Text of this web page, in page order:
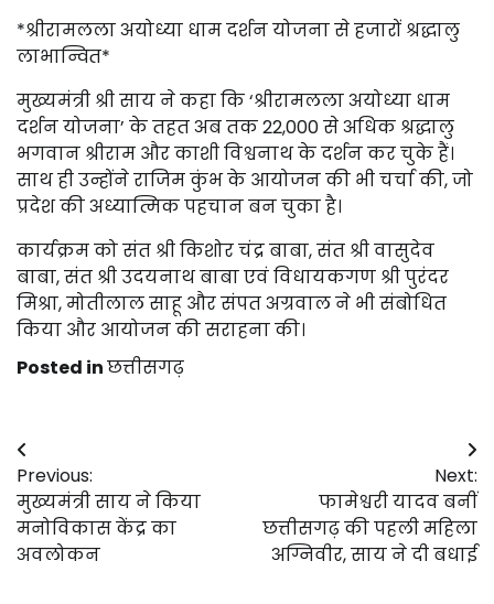
*श्रीरामलला अयोध्या धाम दर्शन योजना से हजारों श्रद्धालु
लाभान्वित*
मुख्यमंत्री श्री साय ने कहा कि ‘श्रीरामलला अयोध्या धाम
दर्शन योजना’ के तहत अब तक 22,000 से अधिक श्रद्धालु
भगवान श्रीराम और काशी विश्वनाथ के दर्शन कर चुके हैं।
साथ ही उन्होंने राजिम कुंभ के आयोजन की भी चर्चा की, जो
प्रदेश की अध्यात्मिक पहचान बन चुका है।
कार्यक्रम को संत श्री किशोर चंद्र बाबा, संत श्री वासुदेव
बाबा, संत श्री उदयनाथ बाबा एवं विधायकगण श्री पुरंदर
मिश्रा, मोतीलाल साहू और संपत अग्रवाल ने भी संबोधित
किया और आयोजन की सराहना की।
Posted inछत्तीसगढ़
Post
navigation
Previous:
मुख्यमंत्री साय ने किया
मनोविकास केंद्र का
अवलोकन
Next:
फामेश्वरी यादव बनीं
छत्तीसगढ़ की पहली महिला
अग्निवीर, साय ने दी बधाई